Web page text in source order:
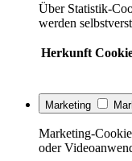
Über Statistik-
werden
Herkunft
Marketing
Marketing-
oder